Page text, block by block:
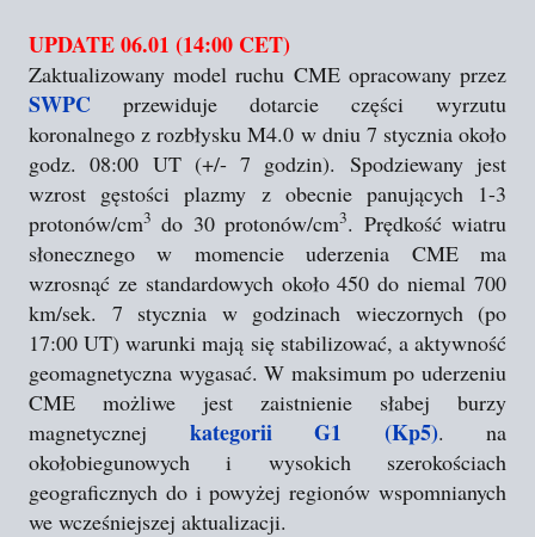
UPDATE 06.01 (14:00 CET)
Zaktualizowany model ruchu CME opracowany przez
SWPC przewiduje dotarcie części wyrzutu
koronalnego z rozbłysku M4.0 w dniu 7 stycznia około
godz. 08:00 UT (+/- 7 godzin). Spodziewany jest
wzrost gęstości plazmy z obecnie panujących 1-3
protonów/cm3 do 30 protonów/cm3. Prędkość wiatru
słonecznego w momencie uderzenia CME ma
wzrosnąć ze standardowych około 450 do niemal 700
km/sek. 7 stycznia w godzinach wieczornych (po
17:00 UT) warunki mają się stabilizować, a aktywność
geomagnetyczna wygasać. W maksimum po uderzeniu
CME możliwe jest zaistnienie słabej burzy
magnetycznej kategorii G1 (Kp5). na
okołobiegunowych i wysokich szerokościach
geograficznych do i powyżej regionów wspomnianych
we wcześniejszej aktualizacji.